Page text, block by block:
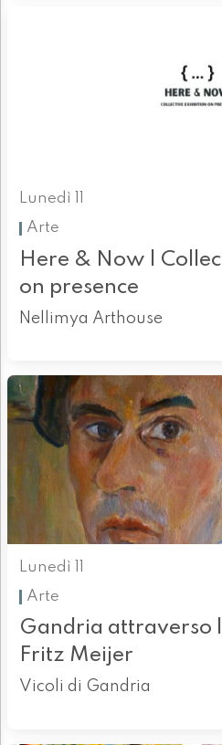
Lunedì 11
Arte
Here & Now |
on presence
Nellimya Arthouse
Lunedì 11
Arte
Gandria attraverso
Fritz Meijer
Vicoli di Gandria